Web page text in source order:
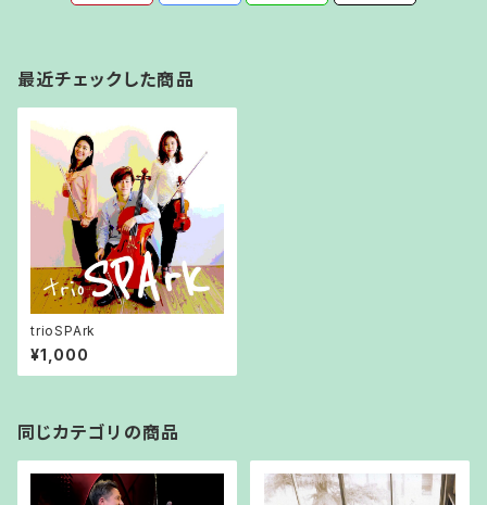
最近チェックした商品
trioSPArk
¥1,000
同じカテゴリの商品